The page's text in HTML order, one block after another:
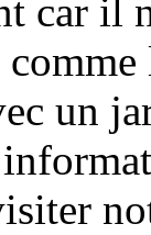
car il
un